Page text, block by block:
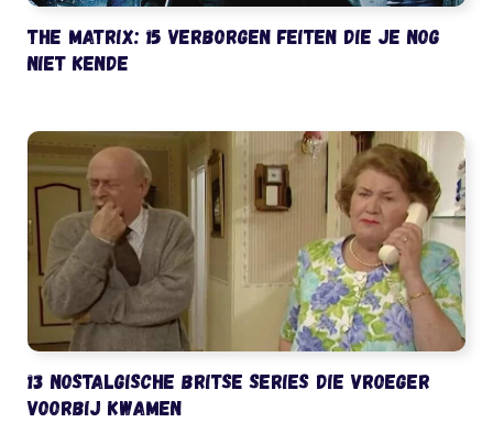
The Matrix: 15 verborgen feiten die je nog
niet kende
13 nostalgische Britse series die vroeger
voorbij kwamen